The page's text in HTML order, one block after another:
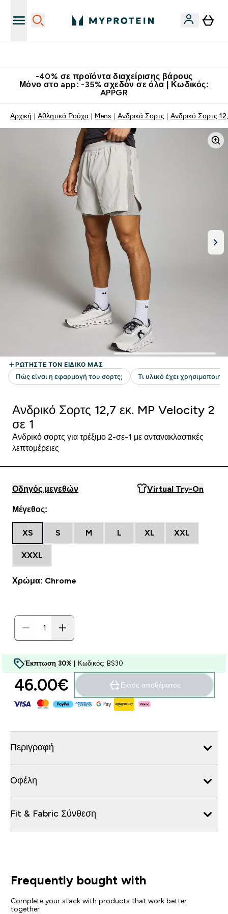
-40% σε προϊόντα διαχείρισης βάρους
Μόνο στο app: -35% σχεδόν σε όλα | Κωδικός:
APPGR
Αρχική Αθλητικά Ρούχα Mens Ανδρικά Σορτς Ανδρικό Σορτς
Ανδρικό Σορτς 12,7 εκ. MP Velocity 2
σε 1
Ανδρικό σορτς για τρέξιμο 2-σε-1 με αντανακλαστικές
λεπτομέρειες
Οδηγός μεγεθών Virtual Try-On
Μέγεθος:
XS S M L XL XXL
XXXL
Χρώμα: Chrome
Έκπτωση 30% | Κωδικός: BS30
46.00€‎ Εκτός αποθέματος
Περιγραφή
Οφέλη
Fit & Fabric Σύνθεση
Frequently bought with
Complete your stack with products that work better
together